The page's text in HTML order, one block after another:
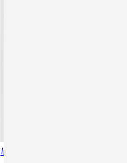
#traditionell